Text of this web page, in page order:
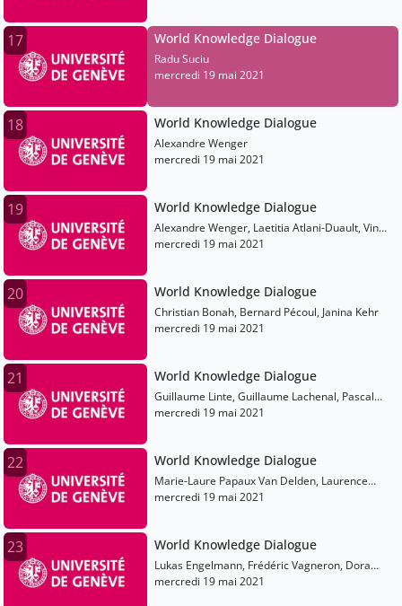
17 World Knowledge Dialogue
Radu Suciu
mercredi 19 mai 2021
18 World Knowledge Dialogue
Alexandre Wenger
mercredi 19 mai 2021
19 World Knowledge Dialogue
Alexandre Wenger, Laetitia Atlani-Duault, Vinh-
Kin Nguyen, Patrick Francioli
mercredi 19 mai 2021
20 World Knowledge Dialogue
Christian Bonah, Bernard Pécoul, Janina Kehr
mercredi 19 mai 2021
21 World Knowledge Dialogue
Guillaume Linte, Guillaume Lachenal, Pascal
Handschumacher
mercredi 19 mai 2021
22 World Knowledge Dialogue
Marie-Laure Papaux Van Delden, Laurence
Toutous Trellu, Valérie D'acremont
mercredi 19 mai 2021
23 World Knowledge Dialogue
Lukas Engelmann, Frédéric Vagneron, Dora
Vargha
mercredi 19 mai 2021